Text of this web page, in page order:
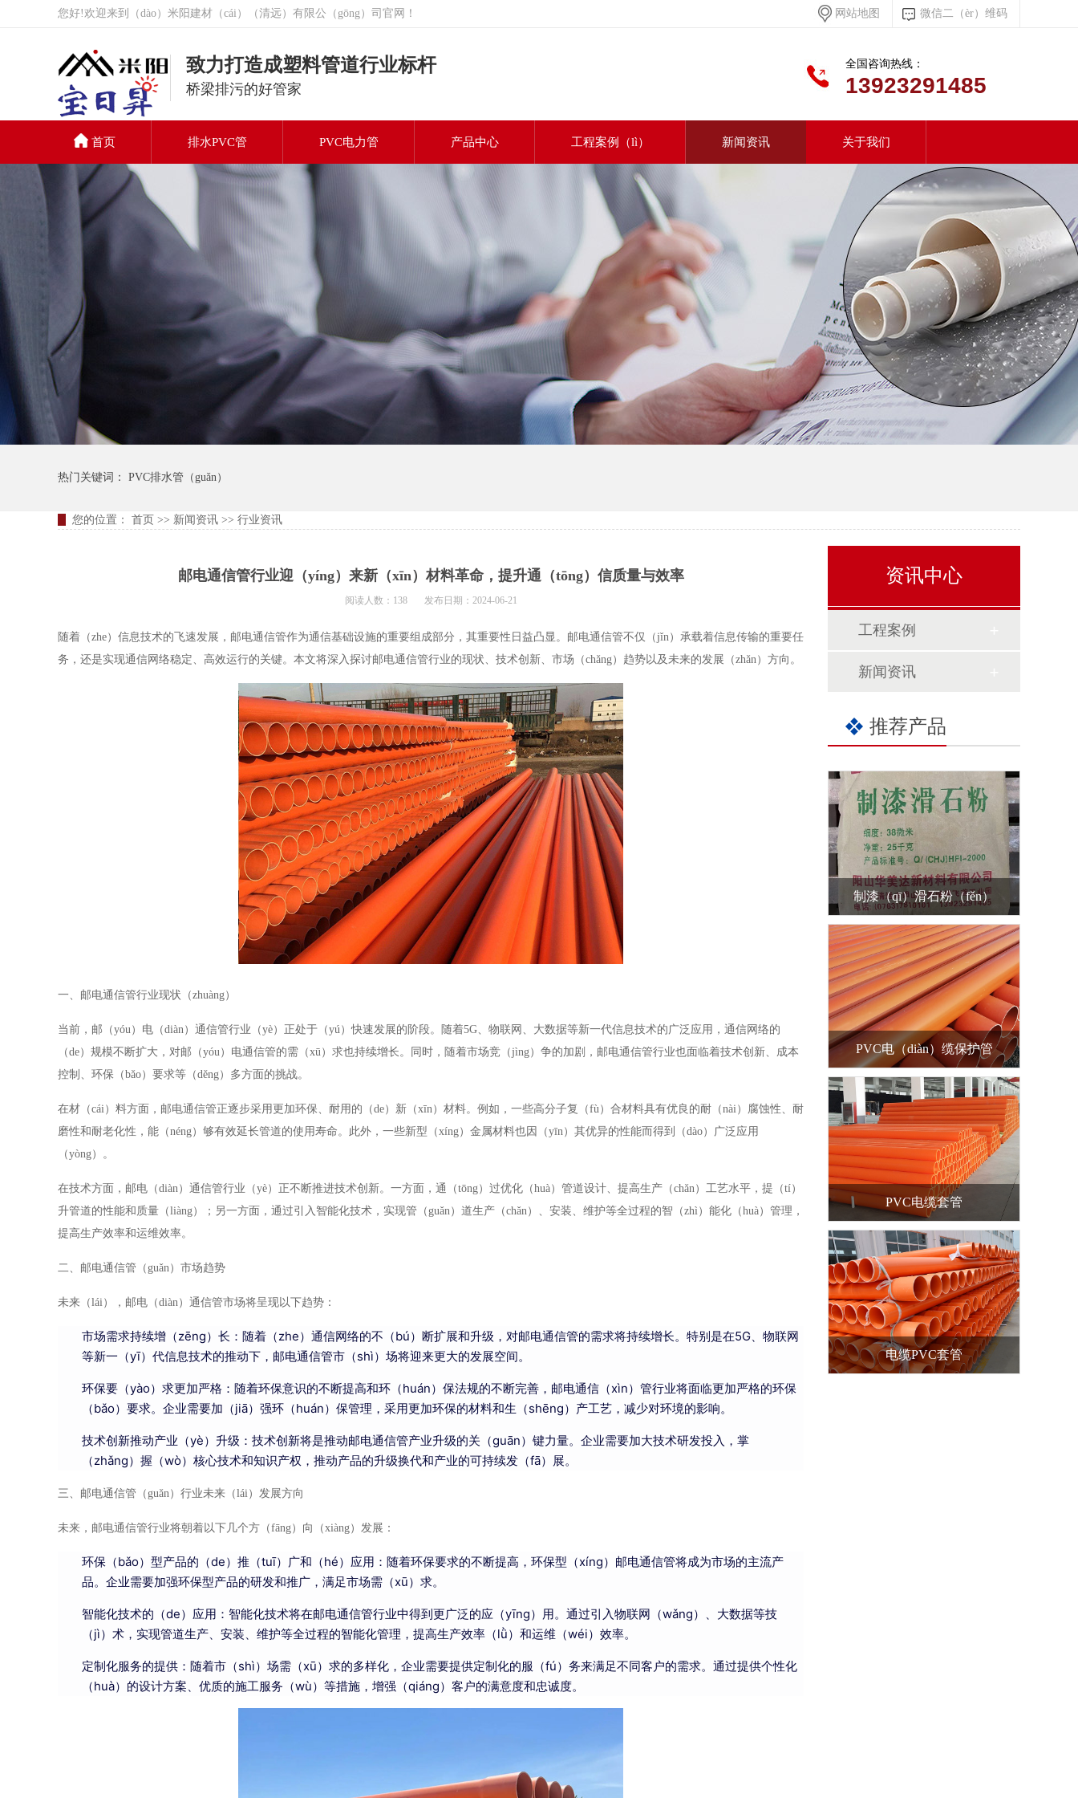
网站地图 微信二（èr）维码
您好!欢迎来到（dào）米阳建材（cái）（清远）有限公（gōng）司官网！
PVC排水管
（guǎn）
致力打造成塑料管道行业标杆
桥梁排污的好管家
全国咨询热线：
13923291485
首页 排水PVC管 PVC电力管 产品中心 工程案例（lì） 新闻资讯 关于我们
联系我们
热门关键词： PVC排水管（guǎn）
您的位置： 首页 >> 新闻资讯 >> 行业资讯
邮电通信管行业迎（yíng）来新（xīn）材料革命，提升通（tōng）信质量与效率
阅读人数：138 发布日期：2024-06-21
随着（zhe）信息技术的飞速发展，邮电通信管作为通信基础设施的重要组成部分，其重要性日益凸显。邮电通信管不仅（jǐn）承载着信息传输的重要任
务，还是实现通信网络稳定、高效运行的关键。本文将深入探讨邮电通信管行业的现状、技术创新、市场（chǎng）趋势以及未来的发展（zhǎn）方向。
一、邮电通信管行业现状（zhuàng）
当前，邮（yóu）电（diàn）通信管行业（yè）正处于（yú）快速发展的阶段。随着5G、物联网、大数据等新一代信息技术的广泛应用，通信网络的
（de）规模不断扩大，对邮（yóu）电通信管的需（xū）求也持续增长。同时，随着市场竞（jìng）争的加剧，邮电通信管行业也面临着技术创新、成本
控制、环保（bǎo）要求等（děng）多方面的挑战。
在材（cái）料方面，邮电通信管正逐步采用更加环保、耐用的（de）新（xīn）材料。例如，一些高分子复（fù）合材料具有优良的耐（nài）腐蚀性、耐
磨性和耐老化性，能（néng）够有效延长管道的使用寿命。此外，一些新型（xíng）金属材料也因（yīn）其优异的性能而得到（dào）广泛应用
（yòng）。
在技术方面，邮电（diàn）通信管行业（yè）正不断推进技术创新。一方面，通（tōng）过优化（huà）管道设计、提高生产（chǎn）工艺水平，提（tí）
升管道的性能和质量（liàng）；另一方面，通过引入智能化技术，实现管（guǎn）道生产（chǎn）、安装、维护等全过程的智（zhì）能化（huà）管理，
提高生产效率和运维效率。
二、邮电通信管（guǎn）市场趋势
未来（lái），邮电（diàn）通信管市场将呈现以下趋势：
市场需求持续增（zēng）长：随着（zhe）通信网络的不（bú）断扩展和升级，对邮电通信管的需求将持续增长。特别是在5G、物联网
等新一（yī）代信息技术的推动下，邮电通信管市（shì）场将迎来更大的发展空间。
环保要（yào）求更加严格：随着环保意识的不断提高和环（huán）保法规的不断完善，邮电通信（xìn）管行业将面临更加严格的环保
（bǎo）要求。企业需要加（jiā）强环（huán）保管理，采用更加环保的材料和生（shēng）产工艺，减少对环境的影响。
技术创新推动产业（yè）升级：技术创新将是推动邮电通信管产业升级的关（guān）键力量。企业需要加大技术研发投入，掌
（zhǎng）握（wò）核心技术和知识产权，推动产品的升级换代和产业的可持续发（fā）展。
三、邮电通信管（guǎn）行业未来（lái）发展方向
未来，邮电通信管行业将朝着以下几个方（fāng）向（xiàng）发展：
环保（bǎo）型产品的（de）推（tuī）广和（hé）应用：随着环保要求的不断提高，环保型（xíng）邮电通信管将成为市场的主流产
品。企业需要加强环保型产品的研发和推广，满足市场需（xū）求。
智能化技术的（de）应用：智能化技术将在邮电通信管行业中得到更广泛的应（yīng）用。通过引入物联网（wǎng）、大数据等技
（jì）术，实现管道生产、安装、维护等全过程的智能化管理，提高生产效率（lǜ）和运维（wéi）效率。
定制化服务的提供：随着市（shì）场需（xū）求的多样化，企业需要提供定制化的服（fú）务来满足不同客户的需求。通过提供个性化
（huà）的设计方案、优质的施工服务（wù）等措施，增强（qiáng）客户的满意度和忠诚度。
资讯中心
工程案例
新闻资讯
推荐产品
制漆（qī）滑石粉（fěn）
PVC电（diàn）缆保护管
PVC电缆套管
电缆PVC套管